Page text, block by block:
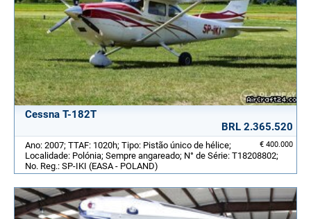
Cessna T-182T
BRL 2.365.520
€ 400.000
Ano: 2007; TTAF: 1020h; Tipo: Pistão único de hélice;
Localidade: Polónia; Sempre angareado; N° de Série: T18208802;
No. Reg.: SP-IKI (EASA - POLAND)